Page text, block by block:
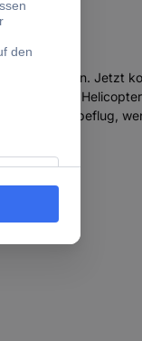
Flugverhalten. Jetzt
RANGER
Schwebeflug,